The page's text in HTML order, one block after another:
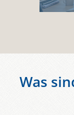
Was